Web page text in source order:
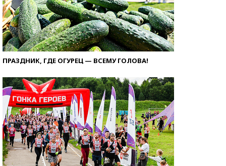
ПРАЗДНИК, ГДЕ ОГУРЕЦ — ВСЕМУ ГОЛОВА!